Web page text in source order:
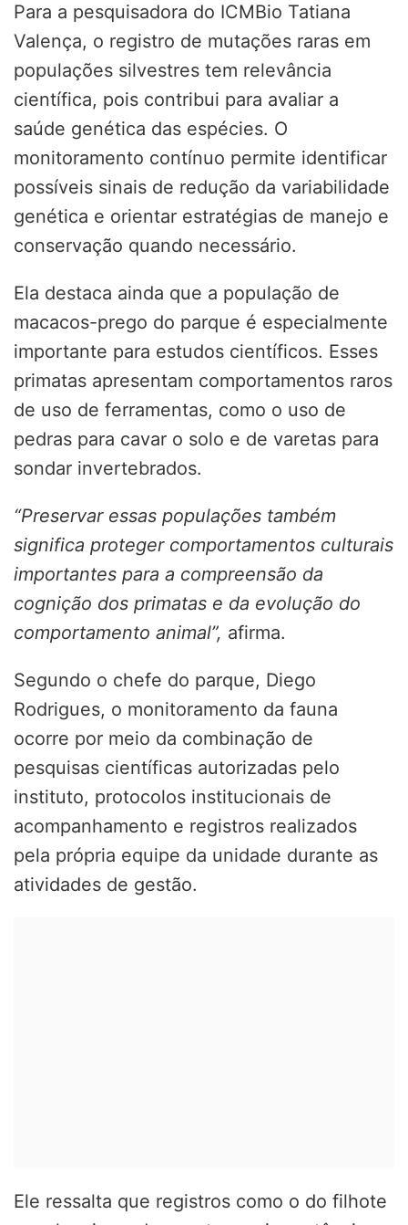
Para a pesquisadora do ICMBio Tatiana
Valença, o registro de mutações raras em
populações silvestres tem relevância
científica, pois contribui para avaliar a
saúde genética das espécies. O
monitoramento contínuo permite identificar
possíveis sinais de redução da variabilidade
genética e orientar estratégias de manejo e
conservação quando necessário.
Ela destaca ainda que a população de
macacos-prego do parque é especialmente
importante para estudos científicos. Esses
primatas apresentam comportamentos raros
de uso de ferramentas, como o uso de
pedras para cavar o solo e de varetas para
sondar invertebrados.
“Preservar essas populações também
significa proteger comportamentos culturais
importantes para a compreensão da
cognição dos primatas e da evolução do
comportamento animal”, afirma.
Segundo o chefe do parque, Diego
Rodrigues, o monitoramento da fauna
ocorre por meio da combinação de
pesquisas científicas autorizadas pelo
instituto, protocolos institucionais de
acompanhamento e registros realizados
pela própria equipe da unidade durante as
atividades de gestão.
Ele ressalta que registros como o do filhote